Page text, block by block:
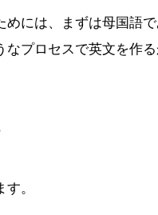
には、まずは母国語
プロセスで英文を作
。